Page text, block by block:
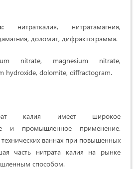
нитраткалия, нитратамагния,
доломит, дифрактограмма.
nitrate, magnesium nitrate,
hydroxide, dolomite, diffractogram.
калия имеет широкое
и промышленное применение.
технических ваннах при повышенных
часть нитрата калия на рынке
способом.